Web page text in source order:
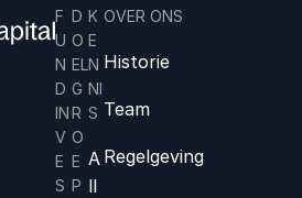
F
U
N
D
IN
V
E
S
D
O
EL
G
R
O
E
P
K
E
N
NI
S
A
ll
OVER ONS
Historie
Team
Regelgeving